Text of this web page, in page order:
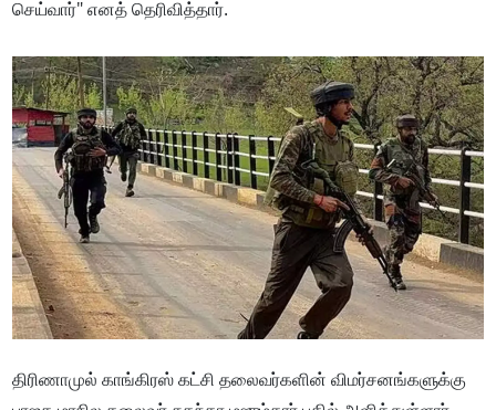
செய்வார்" எனத் தெரிவித்தார்.
திரிணாமுல் காங்கிரஸ் கட்சி தலைவர்களின் விமர்சனங்களுக்கு